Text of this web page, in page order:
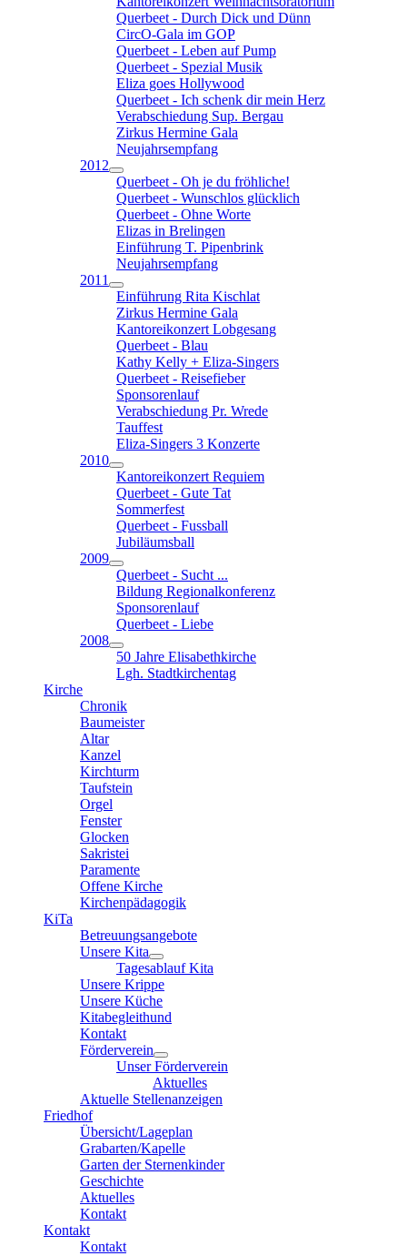
Querbeet - Durch Dick und Dünn
CircO-Gala im GOP
Querbeet - Leben auf Pump
Querbeet - Spezial Musik
Eliza goes Hollywood
Querbeet - Ich schenk dir mein Herz
Verabschiedung Sup. Bergau
Zirkus Hermine Gala
Neujahrsempfang
2012
Querbeet - Oh je du fröhliche!
Querbeet - Wunschlos glücklich
Querbeet - Ohne Worte
Elizas in Brelingen
Einführung T. Pipenbrink
Neujahrsempfang
2011
Einführung Rita Kischlat
Zirkus Hermine Gala
Kantoreikonzert Lobgesang
Querbeet - Blau
Kathy Kelly + Eliza-Singers
Querbeet - Reisefieber
Sponsorenlauf
Verabschiedung Pr. Wrede
Tauffest
Eliza-Singers 3 Konzerte
2010
Kantoreikonzert Requiem
Querbeet - Gute Tat
Sommerfest
Querbeet - Fussball
Jubiläumsball
2009
Querbeet - Sucht ...
Bildung Regionalkonferenz
Sponsorenlauf
Querbeet - Liebe
2008
50 Jahre Elisabethkirche
Lgh. Stadtkirchentag
Kirche
Chronik
Baumeister
Altar
Kanzel
Kirchturm
Taufstein
Orgel
Fenster
Glocken
Sakristei
Paramente
Offene Kirche
Kirchenpädagogik
KiTa
Betreuungsangebote
Unsere Kita
Tagesablauf Kita
Unsere Krippe
Unsere Küche
Kitabegleithund
Kontakt
Förderverein
Unser Förderverein
Aktuelles
Aktuelle Stellenanzeigen
Friedhof
Übersicht/Lageplan
Grabarten/Kapelle
Garten der Sternenkinder
Geschichte
Aktuelles
Kontakt
Kontakt
Kontakt